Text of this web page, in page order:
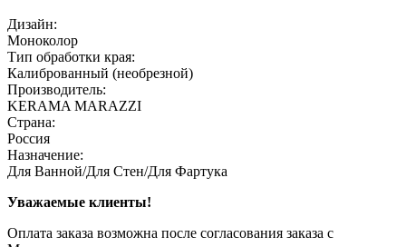
Дизайн:
Моноколор
Тип обработки края:
Калиброванный (необрезной)
Производитель:
KERAMA MARAZZI
Страна:
Россия
Назначение:
Для Ванной/Для Стен/Для Фартука
Уважаемые клиенты!
Оплата заказа возможна после согласования заказа с